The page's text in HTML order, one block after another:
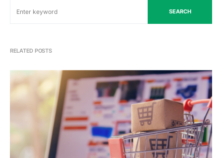
SEARCH
RELATED POSTS